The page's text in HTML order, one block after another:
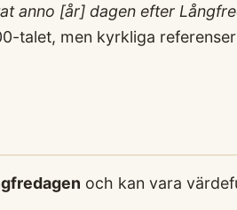
anno [år] dagen efter
talet, men kyrkliga
och kan vara